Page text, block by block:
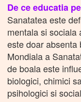
De ce educatia
Sanatatea este
mentala si sociala
este doar absenta
Mondiala a
de boala este
biologici, chimici
psihologici si